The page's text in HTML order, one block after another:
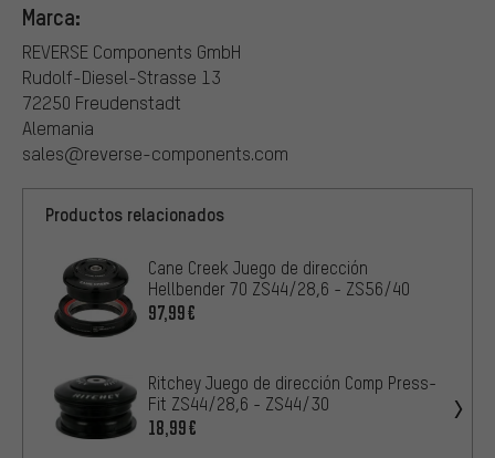
Marca:
REVERSE Components GmbH
Rudolf-Diesel-Strasse 13
72250 Freudenstadt
Alemania
sales@reverse-components.com
Productos relacionados
Cane Creek Juego de dirección
Hellbender 70 ZS44/28,6 - ZS56/40
97,99€
Ritchey Juego de dirección Comp Press-
Fit ZS44/28,6 - ZS44/30
18,99€